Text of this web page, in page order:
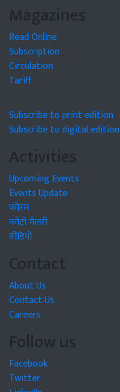
Magazines
Read Online
Subscription
Circulation
Tariff
Subscribe to print edition
Subscribe to digital edition
Activities
Upcoming Events
Events Update
फोरम
फोटो गैलरी
वीडियो
Contact
About Us
Contact Us
Careers
Follow us
Facebook
Twitter